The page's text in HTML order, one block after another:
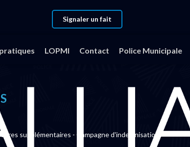
Signaler un fait
LOPMI Contact Police Municipale
Heures supplémentaires - Campagne d'indemnisation